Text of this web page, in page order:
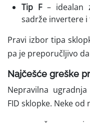
Tip F– idealan
sadrže invertere
Pravi izbor tipa
pa je preporučljivo
Najčešće greške
Nepravilna
FID sklopke. Neke od